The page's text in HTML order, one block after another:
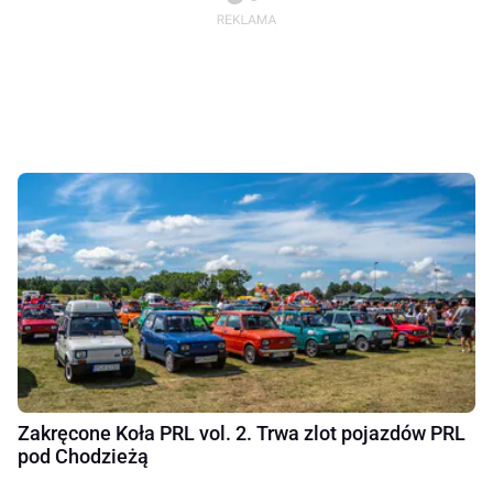
Zakręcone Koła PRL vol. 2. Trwa zlot pojazdów PRL
pod Chodzieżą